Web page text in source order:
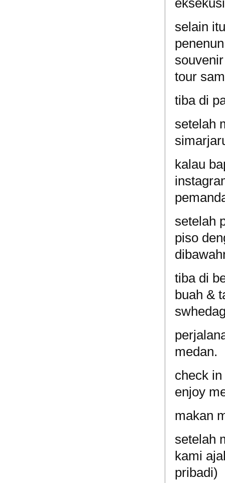
selain
tour
tiba di
setelah
kalau
setelah
piso
tiba di
buah &
medan.
check
enjoy
makan
setelah
kami
pribadi)